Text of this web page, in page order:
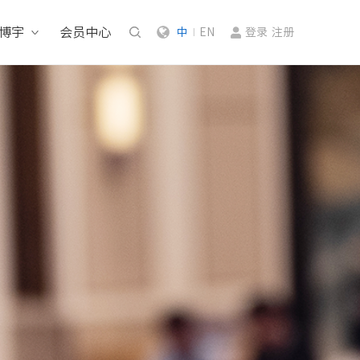
宇 会员中心 中 | EN 登录 注册